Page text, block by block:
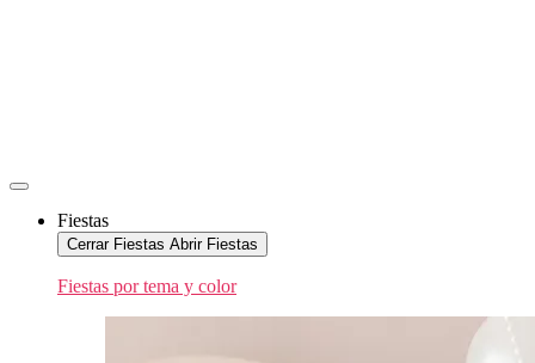
Fiestas
Cerrar Fiestas Abrir Fiestas
Fiestas por tema y color